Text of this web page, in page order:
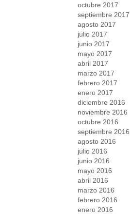
octubre 2017
septiembre 2017
agosto 2017
julio 2017
junio 2017
mayo 2017
abril 2017
marzo 2017
febrero 2017
enero 2017
diciembre 2016
noviembre 2016
octubre 2016
septiembre 2016
agosto 2016
julio 2016
junio 2016
mayo 2016
abril 2016
marzo 2016
febrero 2016
enero 2016